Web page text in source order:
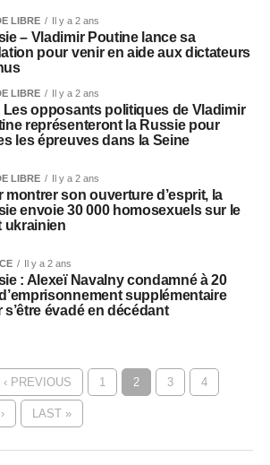
LIBRE Il y a 2 ans
– Vladimir Poutine lance sa
pour venir en aide aux dictateurs
LIBRE Il y a 2 ans
Les opposants politiques de Vladimir
représenteront la Russie pour
les épreuves dans la Seine
LIBRE Il y a 2 ans
montrer son ouverture d’esprit, la
envoie 30 000 homosexuels sur le
ukrainien
Il y a 2 ans
: Alexeï Navalny condamné à 20
supplémentaire
s’être évadé en décédant
‹ PREVIOUS 1 2 3 4
LAST »